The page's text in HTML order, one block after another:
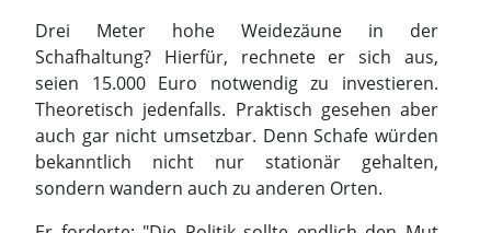
Drei Meter hohe Weidezäune in der
Schafhaltung? Hierfür, rechnete er sich aus,
seien 15.000 Euro notwendig zu investieren.
Theoretisch jedenfalls. Praktisch gesehen aber
auch gar nicht umsetzbar. Denn Schafe würden
bekanntlich nicht nur stationär gehalten,
sondern wandern auch zu anderen Orten.